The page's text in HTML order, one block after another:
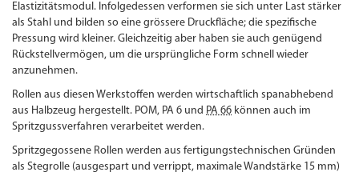
Elastizitätsmodul. Infolgedessen verformen sie sich unter Last stärker
als Stahl und bilden so eine grössere Druckfläche; die spezifische
Pressung wird kleiner. Gleichzeitig aber haben sie auch genügend
Rückstell­vermögen, um die ursprüngliche Form schnell wieder
anzunehmen.
Rollen aus diesen Werkstoffen werden wirtschaftlich spanabhebend
aus Halbzeug hergestellt. POM, PA 6 und PA 66 können auch im
Spritzgussverfahren verarbeitet werden.
Spritzgegossene Rollen werden aus fertigungs­technischen Gründen
als Stegrolle (ausgespart und verrippt, maximale Wandstärke 15 mm)